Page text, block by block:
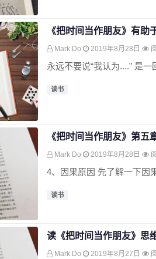
《把时间当作朋友》有助
Mark Do 2019年8月28日
永远不要说“我认为....” 是
读书
《把时间当作朋友》第五
Mark Do 2019年8月28日
4、因果原因 先了解一下因
读书
读《把时间当作朋友》思
Mark Do 2019年8月27日